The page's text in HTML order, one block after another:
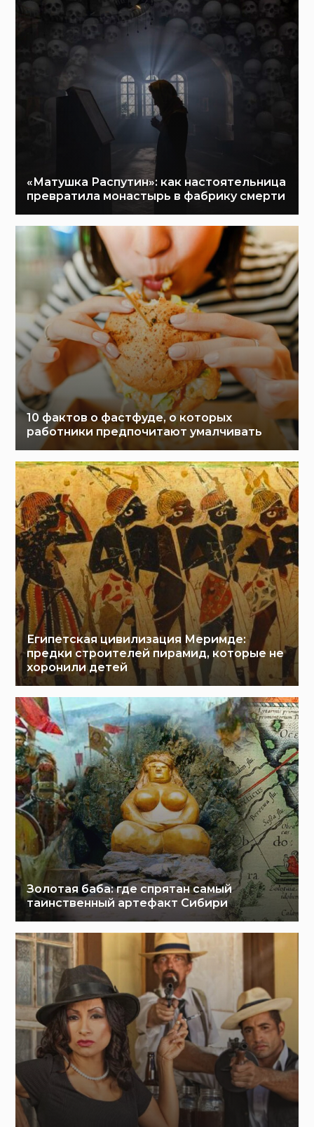
«Матушка Распутин»: как настоятельница
превратила монастырь в фабрику смерти
10 фактов о фастфуде, о которых
работники предпочитают умалчивать
Египетская цивилизация Меримде:
предки строителей пирамид, которые не
хоронили детей
Золотая баба: где спрятан самый
таинственный артефакт Сибири